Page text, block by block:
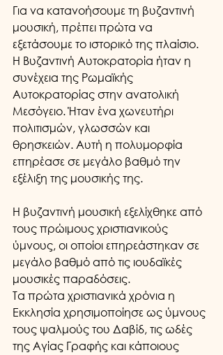
Για να κατανοήσουμε τη βυζαντινή
μουσική, πρέπει πρώτα να
εξετάσουμε το ιστορικό της πλαίσιο.
Η Βυζαντινή Αυτοκρατορία ήταν η
συνέχεια της Ρωμαϊκής
Αυτοκρατορίας στην ανατολική
Μεσόγειο. Ήταν ένα χωνευτήρι
πολιτισμών, γλωσσών και
θρησκειών. Αυτή η πολυμορφία
επηρέασε σε μεγάλο βαθμό την
εξέλιξη της μουσικής της.
Η βυζαντινή μουσική εξελίχθηκε από
τους πρώιμους χριστιανικούς
ύμνους, οι οποίοι επηρεάστηκαν σε
μεγάλο βαθμό από τις ιουδαϊκές
μουσικές παραδόσεις.
Τα πρώτα χριστιανικά χρόνια η
Εκκλησία χρησιμοποίησε ως ύμνους
τους ψαλμούς του Δαβίδ, τις ωδές
της Αγίας Γραφής και κάποιους